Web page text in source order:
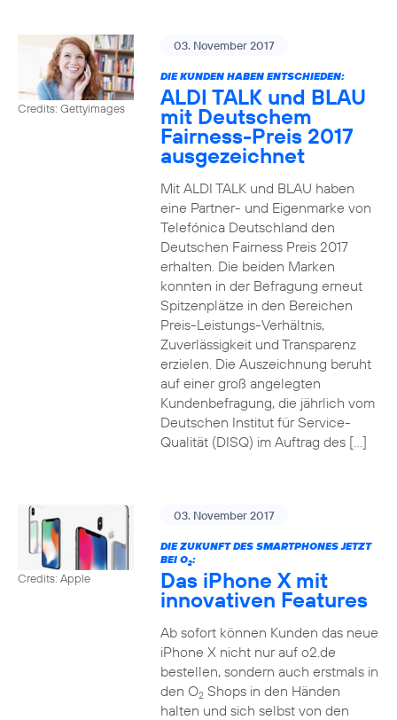
Credits: Gettyimages
03. November 2017
DIE KUNDEN HABEN ENTSCHIEDEN:
ALDI TALK und BLAU
mit Deutschem
Fairness-Preis 2017
ausgezeichnet
Mit ALDI TALK und BLAU haben
eine Partner- und Eigenmarke von
Telefónica Deutschland den
Deutschen Fairness Preis 2017
erhalten. Die beiden Marken
konnten in der Befragung erneut
Spitzenplätze in den Bereichen
Preis-Leistungs-Verhältnis,
Zuverlässigkeit und Transparenz
erzielen. Die Auszeichnung beruht
auf einer groß angelegten
Kundenbefragung, die jährlich vom
Deutschen Institut für Service-
Qualität (DISQ) im Auftrag des […]
Credits: Apple
03. November 2017
DIE ZUKUNFT DES SMARTPHONES JETZT
BEI O2:
Das iPhone X mit
innovativen Features
Ab sofort können Kunden das neue
iPhone X nicht nur auf o2.de
bestellen, sondern auch erstmals in
den O2Shops in den Händen
halten und sich selbst von den